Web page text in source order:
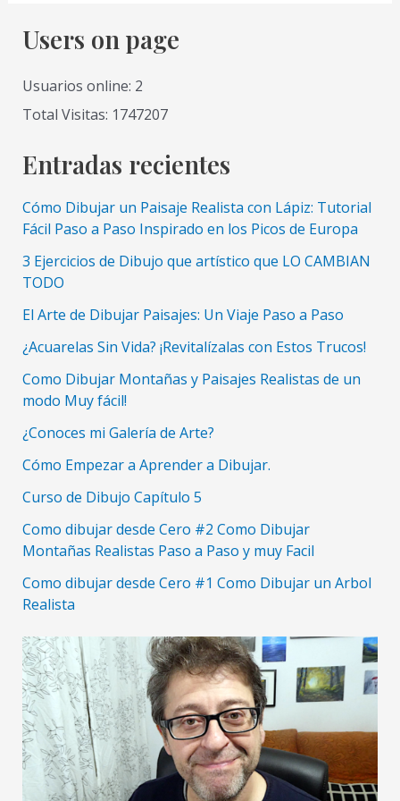
marina
en
acrílicos
Users on page
Usuarios online: 2
Total Visitas: 1747207
Entradas recientes
Cómo Dibujar un Paisaje Realista con Lápiz: Tutorial
Fácil Paso a Paso Inspirado en los Picos de Europa
3 Ejercicios de Dibujo que artístico que LO CAMBIAN
TODO
El Arte de Dibujar Paisajes: Un Viaje Paso a Paso
¿Acuarelas Sin Vida? ¡Revitalízalas con Estos Trucos!
Como Dibujar Montañas y Paisajes Realistas de un
modo Muy fácil!
¿Conoces mi Galería de Arte?
Cómo Empezar a Aprender a Dibujar.
Curso de Dibujo Capítulo 5
Como dibujar desde Cero #2 Como Dibujar
Montañas Realistas Paso a Paso y muy Facil
Como dibujar desde Cero #1 Como Dibujar un Arbol
Realista